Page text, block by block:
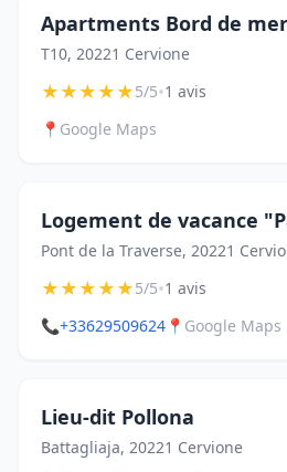
Apartments Bord de mer
T10, 20221 Cervione
★★★★★5/5•1 avis
📍 Google Maps
Logement de vacance
Pont de la Traverse, 20221
★★★★★5/5•1 avis
📞+33629509624 📍 Google Maps
Lieu-dit Pollona
Battagliaja, 20221 Cervione